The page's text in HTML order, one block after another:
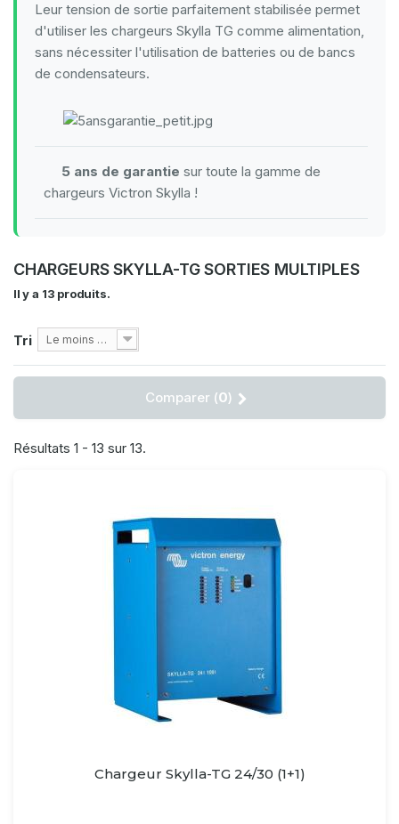
Leur tension de sortie parfaitement stabilisée permet
d'utiliser les chargeurs Skylla TG comme alimentation,
sans nécessiter l'utilisation de batteries ou de bancs
de condensateurs.
5 ans de garantie sur toute la gamme de
chargeurs Victron Skylla !
CHARGEURS SKYLLA-TG SORTIES MULTIPLES
Il y a 13 produits.
Tri Le moins cher
Comparer (0)
Résultats 1 - 13 sur 13.
Chargeur Skylla-TG 24/30 (1+1)